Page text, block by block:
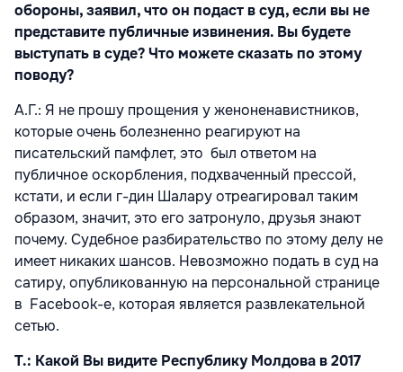
обороны, заявил, что он подаст в суд, если вы не
представите публичные извинения. Вы будете
выступать в суде? Что можете сказать по этому
поводу?
A.Г.: Я не прошу прощения у женоненавистников,
которые очень болезненно реагируют на
писательский памфлет, это был ответом на
публичное оскорбления, подхваченный прессой,
кстати, и если г-дин Шалару отреагировал таким
образом, значит, это его затронуло, друзья знают
почему. Судебное разбирательство по этому делу не
имеет никаких шансов. Невозможно подать в суд на
сатиру, опубликованную на персональной странице
в Facebook-e, которая является развлекательной
сетью.
Т.: Какой Вы видите Республику Молдова в 2017